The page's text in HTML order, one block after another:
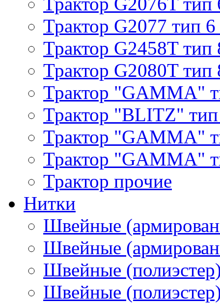
Трактор G2077 тип 6
Трактор G2458T тип
Трактор G2080T тип
Трактор "GAMMA"
Трактор "BLITZ"
Трактор "GAMMA"
Трактор "GAMMA"
Трактор прочие
Нитки
Швейные
Швейные
Швейные
Швейные